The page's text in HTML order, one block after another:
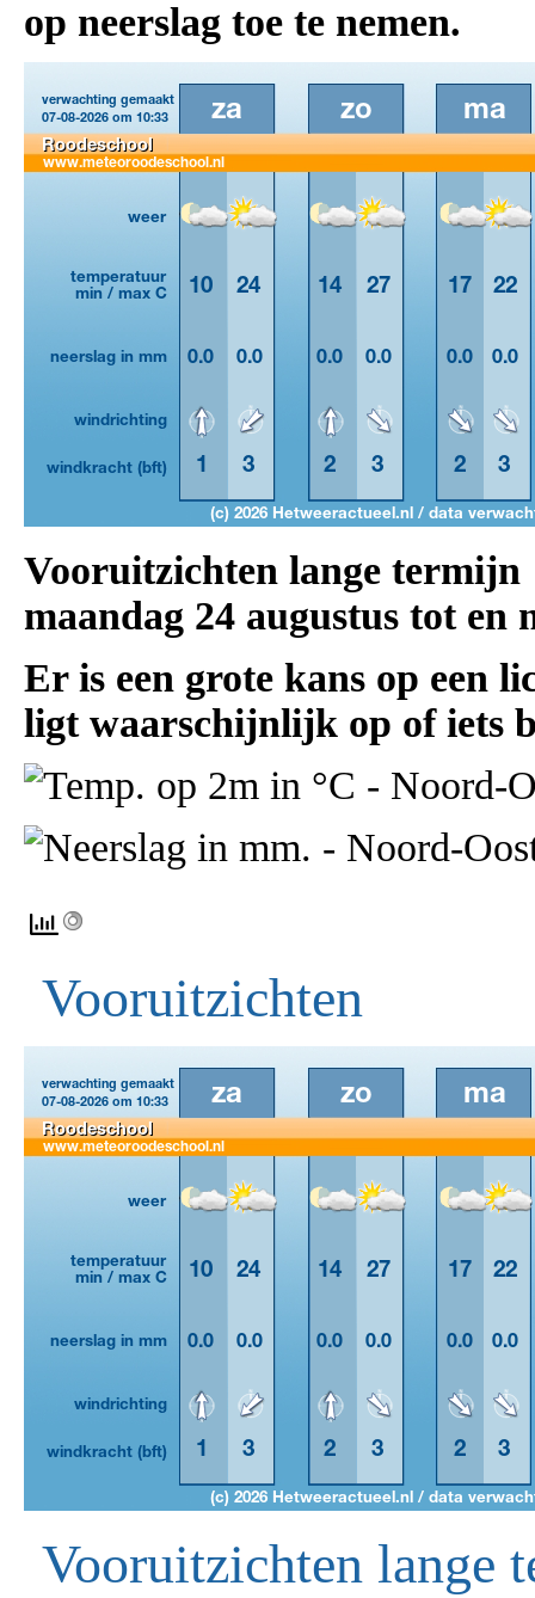
op neerslag toe te nemen.
Vooruitzichten lange termijn
maandag 24 augustus tot en
Er is een grote kans op een
ligt waarschijnlijk op of iets
Vooruitzichten
Vooruitzichten lange